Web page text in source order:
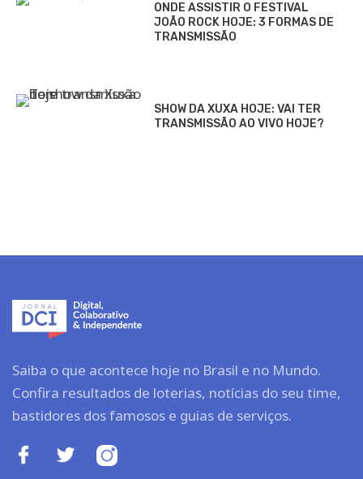
ONDE ASSISTIR O FESTIVAL
JOÃO ROCK HOJE: 3 FORMAS DE
TRANSMISSÃO
SHOW DA XUXA HOJE: VAI TER
TRANSMISSÃO AO VIVO HOJE?
Saiba o que acontece hoje no Brasil e no Mundo.
Confira resultados de loterias, notícias do seu time,
bastidores dos famosos e guias de serviços.